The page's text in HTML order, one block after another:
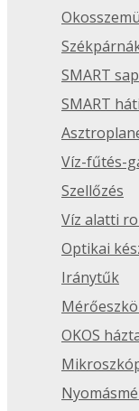
SMART
SMART
Víz-fűtés-
Szellőzés
Víz alatti
Optikai
Iránytűk
OKOS